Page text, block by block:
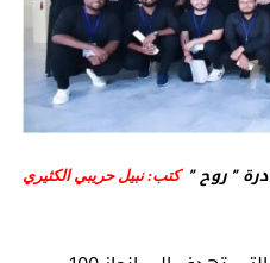
” روح ”كتب: نبيل حريبي الكثيري